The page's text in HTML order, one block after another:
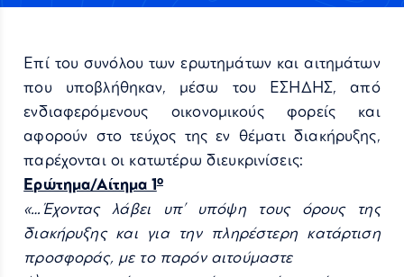
Επί του συνόλου των ερωτημάτων και αιτημάτων
που υποβλήθηκαν, μέσω του ΕΣΗΔΗΣ, από
ενδιαφερόμενους οικονομικούς φορείς και
αφορούν στο τεύχος της εν θέματι διακήρυξης,
παρέχονται οι κατωτέρω διευκρινίσεις:
Ερώτημα/Αίτημα 1ο
«…Έχοντας λάβει υπ’ υπόψη τους όρους της
διακήρυξης και για την πληρέστερη κατάρτιση
προσφοράς, με το παρόν αιτούμαστε